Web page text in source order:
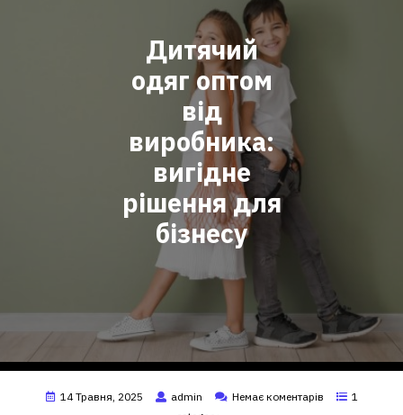
Дитячий
одяг оптом
від
виробника:
вигідне
рішення для
бізнесу
14 Травня, 2025 admin Немає коментарів
1